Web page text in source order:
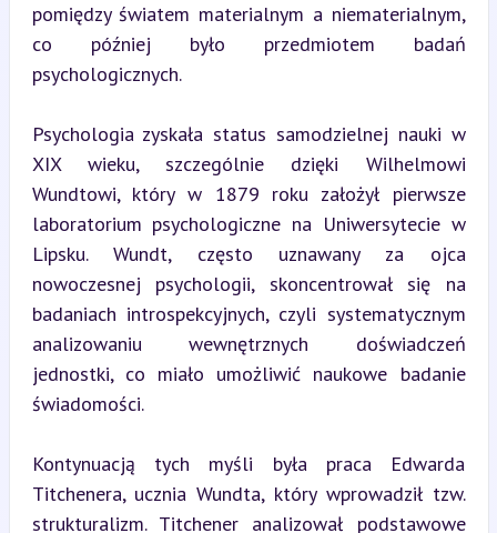
pomiędzy światem materialnym a niematerialnym,
co później było przedmiotem badań
psychologicznych.
Psychologia zyskała status samodzielnej nauki w
XIX wieku, szczególnie dzięki Wilhelmowi
Wundtowi, który w 1879 roku założył pierwsze
laboratorium psychologiczne na Uniwersytecie w
Lipsku. Wundt, często uznawany za ojca
nowoczesnej psychologii, skoncentrował się na
badaniach introspekcyjnych, czyli systematycznym
analizowaniu wewnętrznych doświadczeń
jednostki, co miało umożliwić naukowe badanie
świadomości.
Kontynuacją tych myśli była praca Edwarda
Titchenera, ucznia Wundta, który wprowadził tzw.
strukturalizm. Titchener analizował podstawowe